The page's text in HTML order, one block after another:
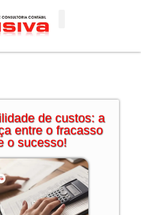
de custos: a
entre o fracasso
o sucesso!